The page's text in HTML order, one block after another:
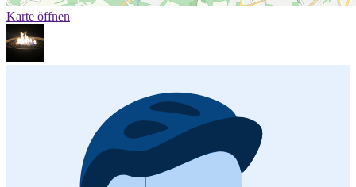
Karte öffnen